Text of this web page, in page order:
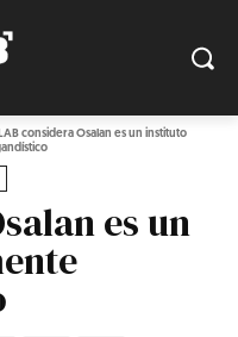
LAB considera Osalan es un instituto
es un